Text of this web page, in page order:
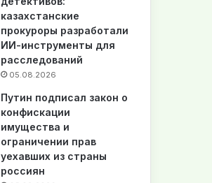
казахстанские
прокуроры разработали
ИИ-инструменты для
расследований
05.08.2026
Путин подписал закон о
конфискации
имущества и
ограничении прав
уехавших из страны
россиян